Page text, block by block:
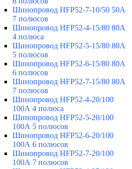
Шинопровод HFP52-7-10/50 50А
7 полюсов
Шинопровод HFP52-4-15/80 80A
4 полюса
Шинопровод HFP52-5-15/80 80А
5 полюсов
Шинопровод HFP52-6-15/80 80А
6 полюсов
Шинопровод HFP52-7-15/80 80А
7 полюсов
Шинопровод HFP52-4-20/100
100А 4 полюса
Шинопровод HFP52-5-20/100
100А 5 полюсов
Шинопровод HFP52-6-20/100
100А 6 полюсов
Шинопровод HFP52-7-20/100
100А 7 полюсов